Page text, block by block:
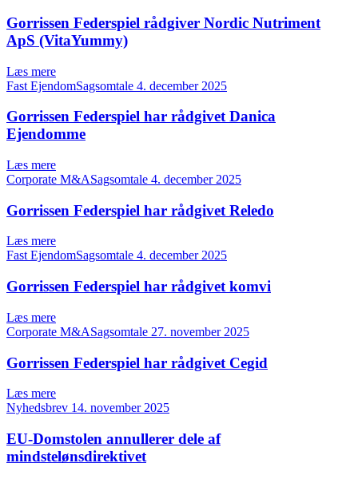
Gorrissen Federspiel rådgiver Nordic Nutriment
ApS (VitaYummy)
Læs mere
Fast EjendomSagsomtale 4. december 2025
Gorrissen Federspiel har rådgivet Danica
Ejendomme
Læs mere
Corporate M&ASagsomtale 4. december 2025
Gorrissen Federspiel har rådgivet Reledo
Læs mere
Fast EjendomSagsomtale 4. december 2025
Gorrissen Federspiel har rådgivet komvi
Læs mere
Corporate M&ASagsomtale 27. november 2025
Gorrissen Federspiel har rådgivet Cegid
Læs mere
Nyhedsbrev 14. november 2025
EU-Domstolen annullerer dele af
mindstelønsdirektivet